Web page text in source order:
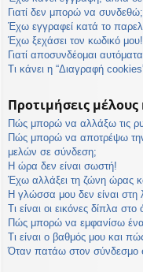
εις
Γιατί δεν μπορώ να συνδεθώ;
Έχω εγγραφεί κατά το
Έχω ξεχάσει τον κωδικό μου!
Γιατί αποσυνδέομαι
Τι κάνει η “Διαγραφή
Προτιμήσεις μέλους
Πώς μπορώ να αλλάξω τις
Πώς μπορώ να αποτρέψω την
μελών σε σύνδεση;
Η ώρα δεν είναι σωστή!
Έχω αλλάξει τη ζώνη ώρας
Η γλώσσα μου δεν είναι στη
Τι είναι οι εικόνες δίπλα
Πώς μπορώ να εμφανίσω
Τι είναι ο βαθμός μου και
Όταν πατάω στον σύνδεσμο